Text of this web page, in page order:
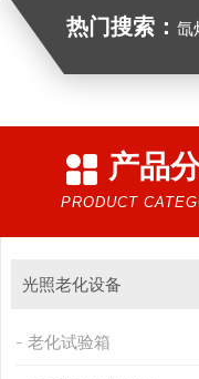
热门搜索： 氙灯
产品
PRODUCT
光照老化设备
老化试验箱